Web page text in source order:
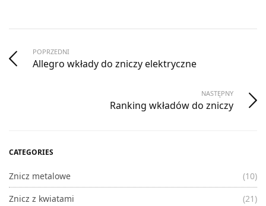
POPRZEDNI
Allegro wkłady do zniczy elektryczne
NASTĘPNY
Ranking wkładów do zniczy
CATEGORIES
Znicz metalowe
(10)
Znicz z kwiatami
(21)